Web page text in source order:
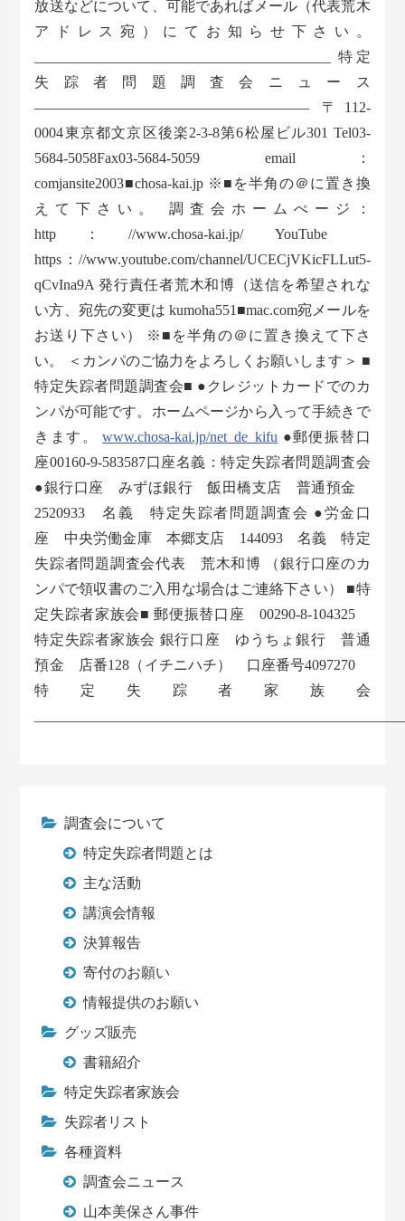
放送などについて、可能であればメール（代表荒木
アドレス宛）にてお知らせ下さい。
_________________________________________ 特定
失踪者問題調査会ニュース
——————————————————— 〒112-
0004東京都文京区後楽2-3-8第6松屋ビル301 Tel03-
5684-5058Fax03-5684-5059 email：
comjansite2003■chosa-kai.jp ※■を半角の＠に置き換
えて下さい。 調査会ホームぺージ：
http：//www.chosa-kai.jp/ YouTube
https：//www.youtube.com/channel/UCECjVKicFLLut5-
qCvIna9A 発行責任者荒木和博（送信を希望されな
い方、宛先の変更は kumoha551■mac.com宛メールを
お送り下さい） ※■を半角の＠に置き換えて下さ
い。 ＜カンパのご協力をよろしくお願いします＞ ■
特定失踪者問題調査会■ ●クレジットカードでのカ
ンパが可能です。ホームページから入って手続きで
きます。www.chosa-kai.jp/net_de_kifu ●郵便振替口
座00160-9-583587口座名義：特定失踪者問題調査会
●銀行口座 みずほ銀行 飯田橋支店 普通預金
2520933 名義 特定失踪者問題調査会 ●労金口
座 中央労働金庫 本郷支店 144093 名義 特定
失踪者問題調査会代表 荒木和博 （銀行口座のカ
ンパで領収書のご入用な場合はご連絡下さい） ■特
定失踪者家族会■ 郵便振替口座 00290-8-104325
特定失踪者家族会 銀行口座 ゆうちょ銀行 普通
預金 店番128（イチニハチ） 口座番号4097270
特定失踪者家族会
調査会について
特定失踪者問題とは
主な活動
講演会情報
決算報告
寄付のお願い
情報提供のお願い
グッズ販売
書籍紹介
特定失踪者家族会
失踪者リスト
各種資料
調査会ニュース
山本美保さん事件